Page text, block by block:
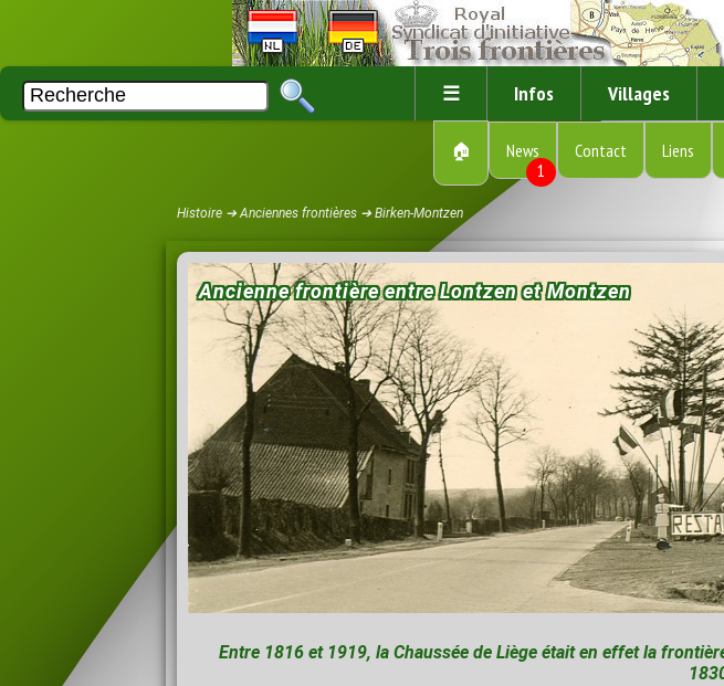
☰ Infos Villages
🏠
News
1
Contact Liens
Histoire ➔ Anciennes frontières ➔ Birken-Montzen
Ancienne frontière entre Lontzen et Montzen
Entre 1816 et 1919, la Chaussée de Liège était en effet la